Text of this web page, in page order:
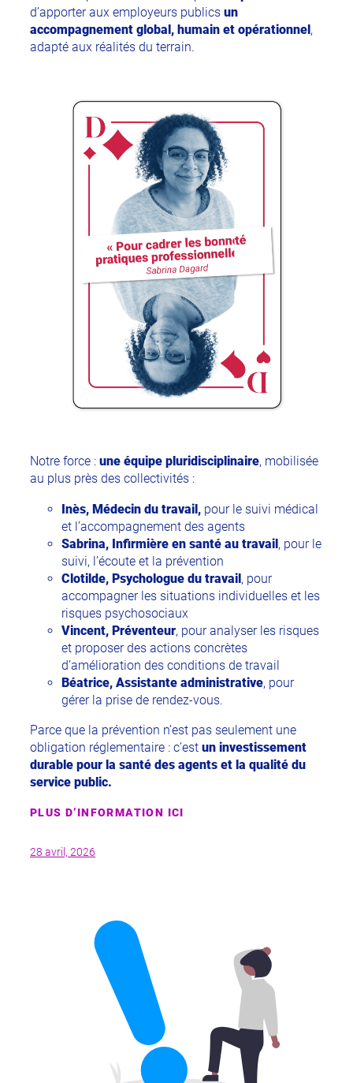
d’apporter aux employeurs publics un
accompagnement global, humain et opérationnel ,
adapté aux réalités du terrain.
Notre force : une équipe pluridisciplinaire, mobilisée
au plus près des collectivités :
Inès, Médecin du travail, pour le suivi médical
et l’accompagnement des agents
Sabrina, Infirmière en santé au travail, pour le
suivi, l’écoute et la prévention
Clotilde, Psychologue du travail, pour
accompagner les situations individuelles et les
risques psychosociaux
Vincent, Préventeur, pour analyser les risques
et proposer des actions concrètes
d’amélioration des conditions de travail
Béatrice, Assistante administrative, pour
gérer la prise de rendez-vous.
Parce que la prévention n’est pas seulement une
obligation réglementaire : c’est un investissement
durable pour la santé des agents et la qualité du
service public.
PLUS D’INFORMATION ICI
28 avril, 2026